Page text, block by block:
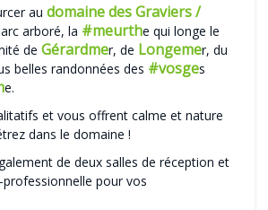
au domaine des Graviers /
arboré, la #meurthe qui longe le
de Gérardmer, de Longemer, du
belles randonnées des #vosges
e.
et vous offrent calme et nature
dans le domaine !
de deux salles de réception et
pour vos